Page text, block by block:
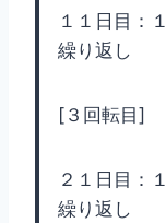
１１日目：
繰り返し
[３回転目]
２１日目：
繰り返し